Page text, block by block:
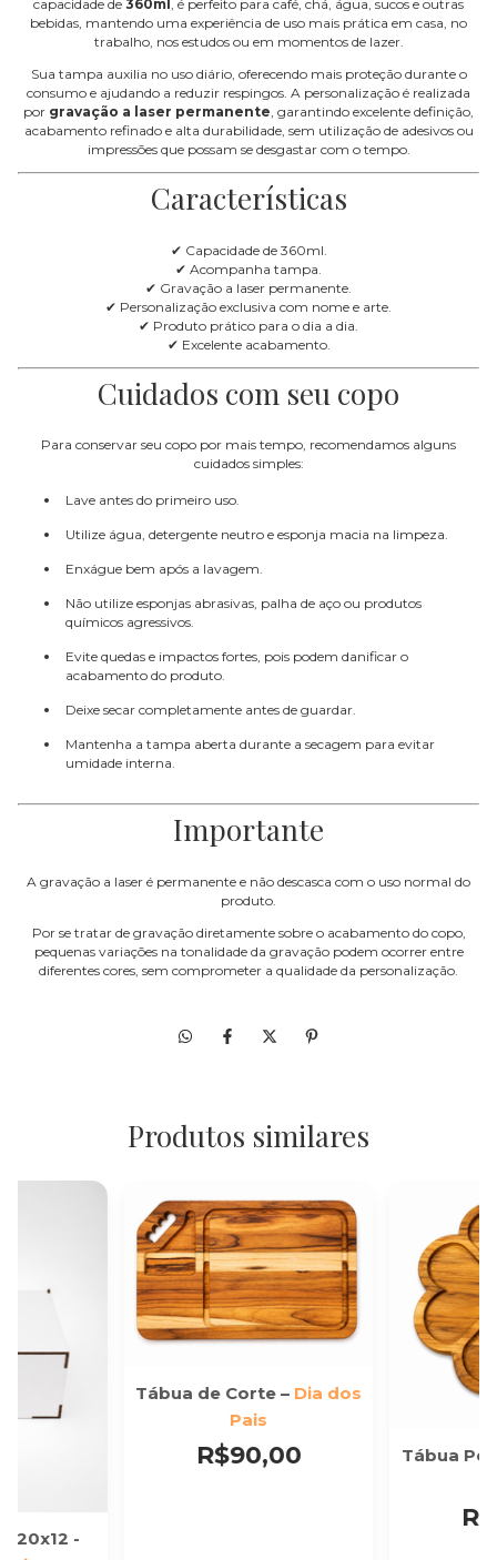
capacidade de 360ml , é perfeito para café, chá, água, sucos e outras
bebidas, mantendo uma experiência de uso mais prática em casa, no
trabalho, nos estudos ou em momentos de lazer.
Sua tampa auxilia no uso diário, oferecendo mais proteção durante o
consumo e ajudando a reduzir respingos. A personalização é realizada
por gravação a laser permanente, garantindo excelente definição,
acabamento refinado e alta durabilidade, sem utilização de adesivos ou
impressões que possam se desgastar com o tempo.
Características
✔ Capacidade de 360ml.
✔ Acompanha tampa.
✔ Gravação a laser permanente.
✔ Personalização exclusiva com nome e arte.
✔ Produto prático para o dia a dia.
✔ Excelente acabamento.
Cuidados com seu copo
Para conservar seu copo por mais tempo, recomendamos alguns
cuidados simples:
Lave antes do primeiro uso.
Utilize água, detergente neutro e esponja macia na limpeza.
Enxágue bem após a lavagem.
Não utilize esponjas abrasivas, palha de aço ou produtos
químicos agressivos.
Evite quedas e impactos fortes, pois podem danificar o
acabamento do produto.
Deixe secar completamente antes de guardar.
Mantenha a tampa aberta durante a secagem para evitar
umidade interna.
Importante
A gravação a laser é permanente e não descasca com o uso normal do
produto.
Por se tratar de gravação diretamente sobre o acabamento do copo,
pequenas variações na tonalidade da gravação podem ocorrer entre
diferentes cores, sem comprometer a qualidade da personalização.
Produtos similares
-
Tábua de Corte – Dia dos
Pais
R$90,00
Tábua